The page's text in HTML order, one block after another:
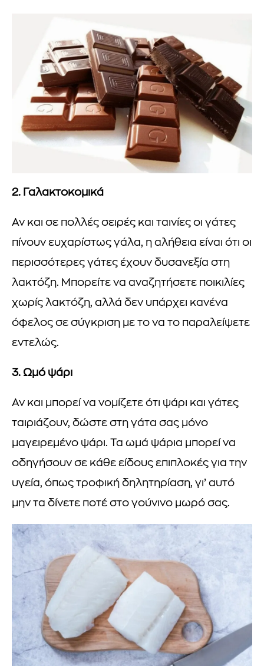
2. Γαλακτοκομικά
Αν και σε πολλές σειρές και ταινίες οι γάτες
πίνουν ευχαρίστως γάλα, η αλήθεια είναι ότι οι
περισσότερες γάτες έχουν δυσανεξία στη
λακτόζη. Μπορείτε να αναζητήσετε ποικιλίες
χωρίς λακτόζη, αλλά δεν υπάρχει κανένα
όφελος σε σύγκριση με το να το παραλείψετε
εντελώς.
3. Ωμό ψάρι
Αν και μπορεί να νομίζετε ότι ψάρι και γάτες
ταιριάζουν, δώστε στη γάτα σας μόνο
μαγειρεμένο ψάρι. Τα ωμά ψάρια μπορεί να
οδηγήσουν σε κάθε είδους επιπλοκές για την
υγεία, όπως τροφική δηλητηρίαση, γι’ αυτό
μην τα δίνετε ποτέ στο γούνινο μωρό σας.